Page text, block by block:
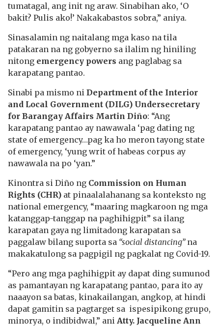
tumatagal, ang init ng araw. Sinabihan ako, ‘O
bakit? Pulis ako!’ Nakakabastos sobra,” aniya.
Sinasalamin ng naitalang mga kaso na tila
patakaran na ng gobyerno sa ilalim ng hiniling
nitong emergency powers ang paglabag sa
karapatang pantao.
Sinabi pa mismo ni Department of the Interior
and Local Government (DILG) Undersecretary
for Barangay Affairs Martin Diño: “Ang
karapatang pantao ay nawawala ‘pag dating ng
state of emergency…pag ka ho meron tayong state
of emergency, ‘yung writ of habeas corpus ay
nawawala na po ‘yan.”
Kinontra si Diño ng Commission on Human
Rights (CHR) at pinaalalahanang sa konteksto ng
national emergency, “maaring magkaroon ng mga
katanggap-tanggap na paghihigpit” sa ilang
karapatan gaya ng limitadong karapatan sa
paggalaw bilang suporta sa “social distancing”na
makakatulong sa pagpigil ng pagkalat ng Covid-19.
“Pero ang mga paghihigpit ay dapat ding sumunod
as pamantayan ng karapatang pantao, para ito ay
naaayon sa batas, kinakailangan, angkop, at hindi
dapat gamitin sa pagtarget sa ispesipikong grupo,
minorya, o indibidwal,” ani Atty. Jacqueline Ann